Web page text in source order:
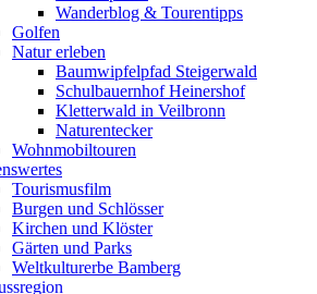
Wanderblog & Tourentipps
Golfen
Natur erleben
Baumwipfelpfad Steigerwald
Schulbauernhof Heinershof
Kletterwald in Veilbronn
Naturentecker
Wohnmobiltouren
Tourismusfilm
Burgen und Schlösser
Kirchen und Klöster
Gärten und Parks
Weltkulturerbe Bamberg